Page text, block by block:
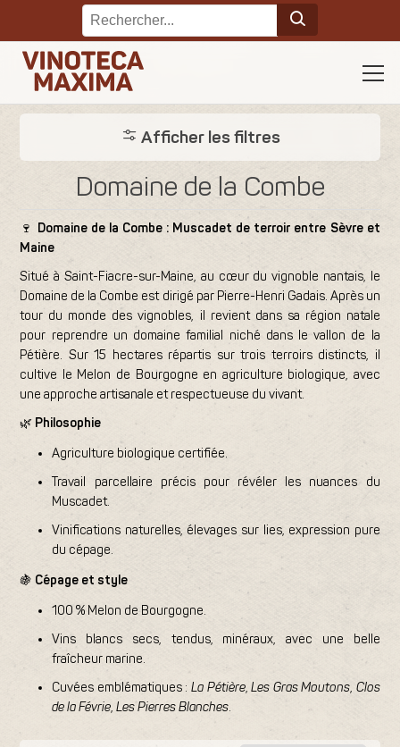
Afficher les filtres
Domaine de la Combe
🍷
Domaine de la Combe : Muscadet de terroir entre Sèvre et
Maine
Situé à Saint-Fiacre-sur-Maine, au cœur du vignoble nantais, le
Domaine de la Combe est dirigé par Pierre-Henri Gadais. Après un
tour du monde des vignobles, il revient dans sa région natale
pour reprendre un domaine familial niché dans le vallon de la
Pétière. Sur 15 hectares répartis sur trois terroirs distincts, il
cultive le Melon de Bourgogne en agriculture biologique, avec
une approche artisanale et respectueuse du vivant.
🌿 Philosophie
Agriculture biologique certifiée.
Travail parcellaire précis pour révéler les nuances du
Muscadet.
Vinifications naturelles, élevages sur lies, expression pure
du cépage.
🍇 Cépage et style
100 % Melon de Bourgogne.
Vins blancs secs, tendus, minéraux, avec une belle
fraîcheur marine.
Cuvées emblématiques : La Pétière,Les Gras Moutons, Clos
de la Févrie,Les Pierres Blanches.